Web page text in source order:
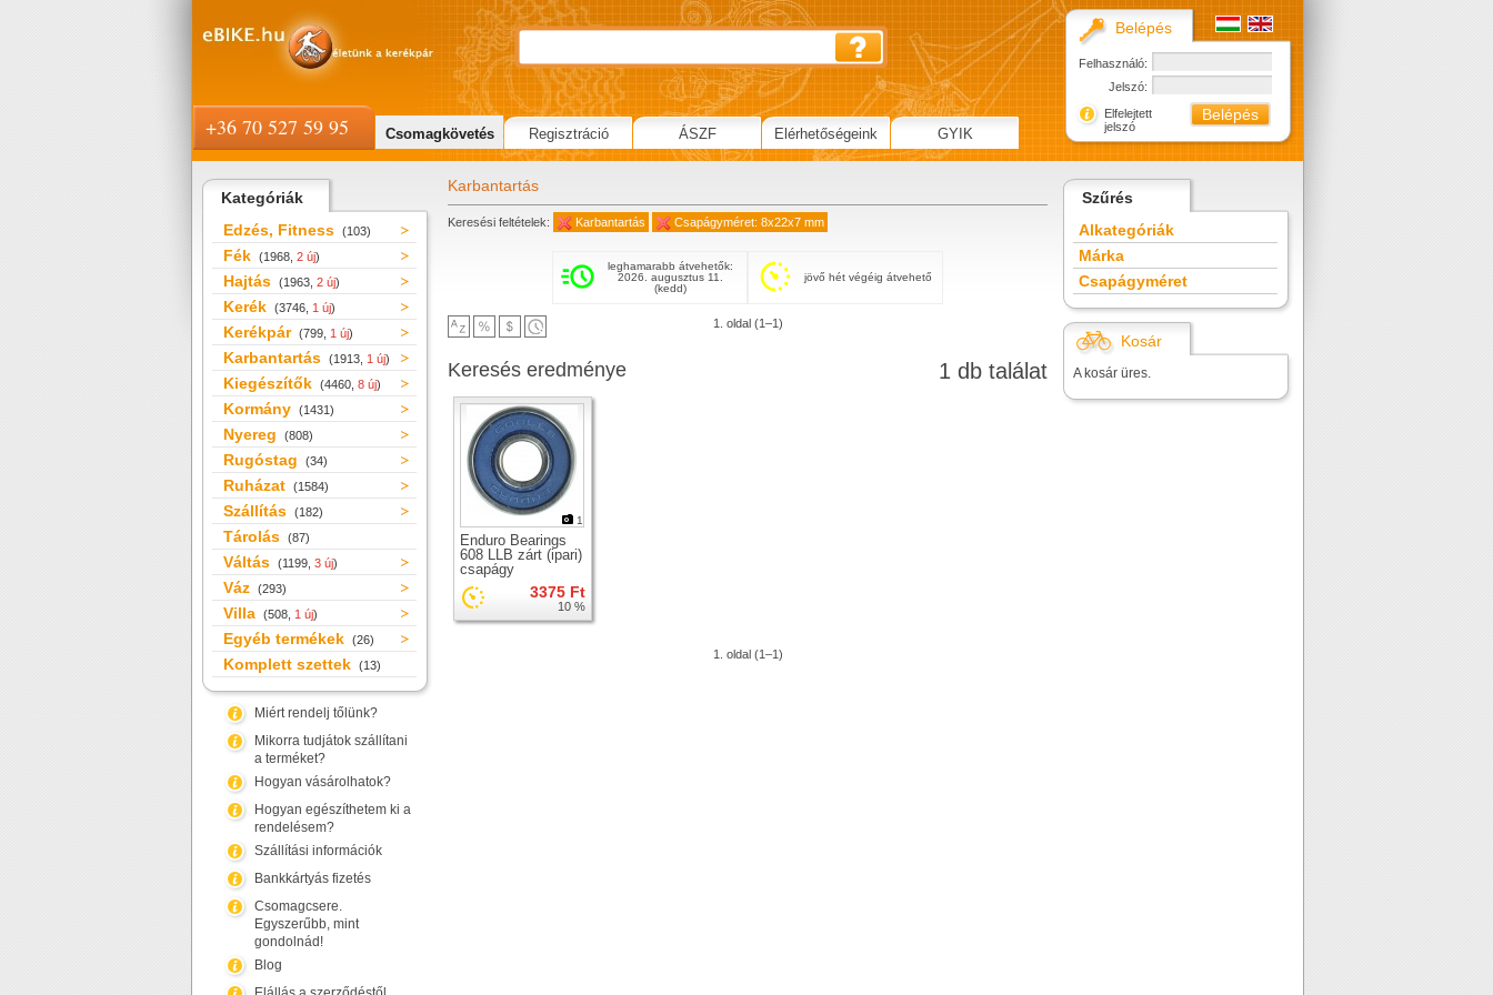
Kategóriák
Edzés, Fitness (103)
Fék (1968, 2 új)
Hajtás (1963, 2 új)
Kerék (3746, 1 új)
Kerékpár (799, 1 új)
Karbantartás (1913, 1 új)
Kiegészítők (4460, 8 új)
Kormány (1431)
Nyereg (808)
Rugóstag (34)
Ruházat (1584)
Szállítás (182)
Tárolás (87)
Váltás (1199, 3 új)
Váz (293)
Villa (508, 1 új)
Egyéb termékek (26)
Komplett szettek (13)
Miért rendelj tőlünk?
Mikorra tudjátok szállítani
a terméket?
Hogyan vásárolhatok?
Hogyan egészíthetem ki a
rendelésem?
Szállítási információk
Bankkártyás fizetés
Csomagcsere.
Egyszerűbb, mint
gondolnád!
Blog
Karbantartás
Keresési feltételek: Karbantartás Csapágyméret: 8x22x7 mm
leghamarabb átvehetők:
2026. augusztus 11.
(kedd)
jövő hét végéig átvehető
1. oldal (1–1)
1 db találat
Keresés eredménye
1
Enduro Bearings
608 LLB zárt (ipari)
csapágy
3375 Ft
10 %
1. oldal (1–1)
Szűrés
Alkategóriák
Márka
Csapágyméret
Kosár
A kosár üres.
Belépés
Felhasználó:
Jelszó:
Elfelejtett
jelszó
+36 70 527 59 95 Csomagkövetés Regisztráció ÁSZF Elérhetőségeink GYIK